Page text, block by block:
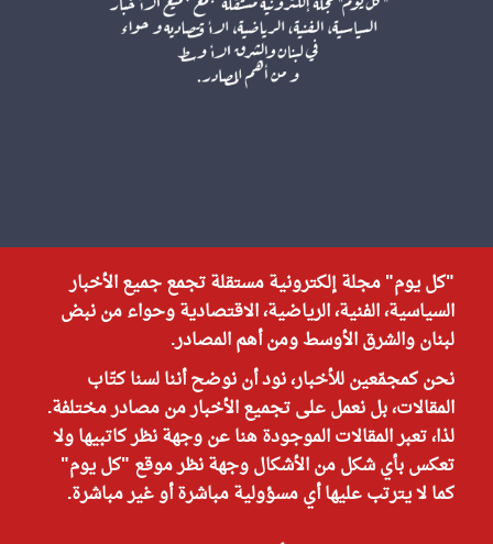
"كل يوم" مجلة إلكترونية مستقلة تجمع جميع الأخبار
السياسية، الفنية، الرياضية، الاقتصادية وحواء من نبض
لبنان والشرق الأوسط ومن أهم المصادر.
نحن كمجمّعين للأخبار، نود أن نوضح أننا لسنا كتّاب
المقالات، بل نعمل على تجميع الأخبار من مصادر مختلفة.
لذا، تعبر المقالات الموجودة هنا عن وجهة نظر كاتبيها ولا
تعكس بأي شكل من الأشكال وجهة نظر موقع "كل يوم"
كما لا يترتب عليها أي مسؤولية مباشرة أو غير مباشرة.